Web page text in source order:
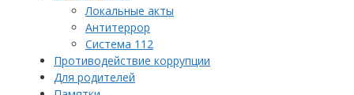
Локальные акты
Антитеррор
Система 112
Противодействие коррупции
Для родителей